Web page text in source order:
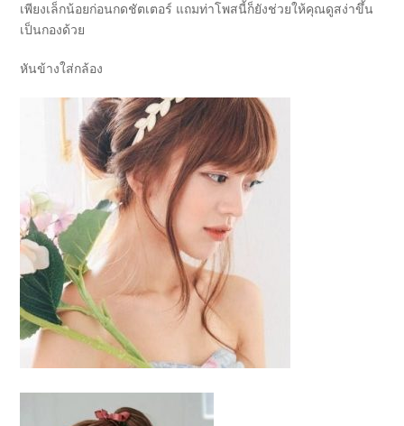
เพียงเล็กน้อยก่อนกดชัตเตอร์ แถมท่าโพสนี้ก็ยังช่วยให้คุณดูสง่าขึ้น
เป็นกองด้วย
หันข้างใส่กล้อง